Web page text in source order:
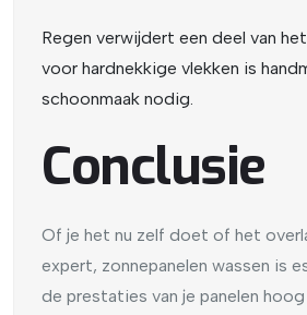
Regen verwijdert een deel van
voor hardnekkige vlekken is
schoonmaak nodig.
Conclusie
Of je het nu zelf doet of het
expert, zonnepanelen wassen is
de prestaties van je panelen